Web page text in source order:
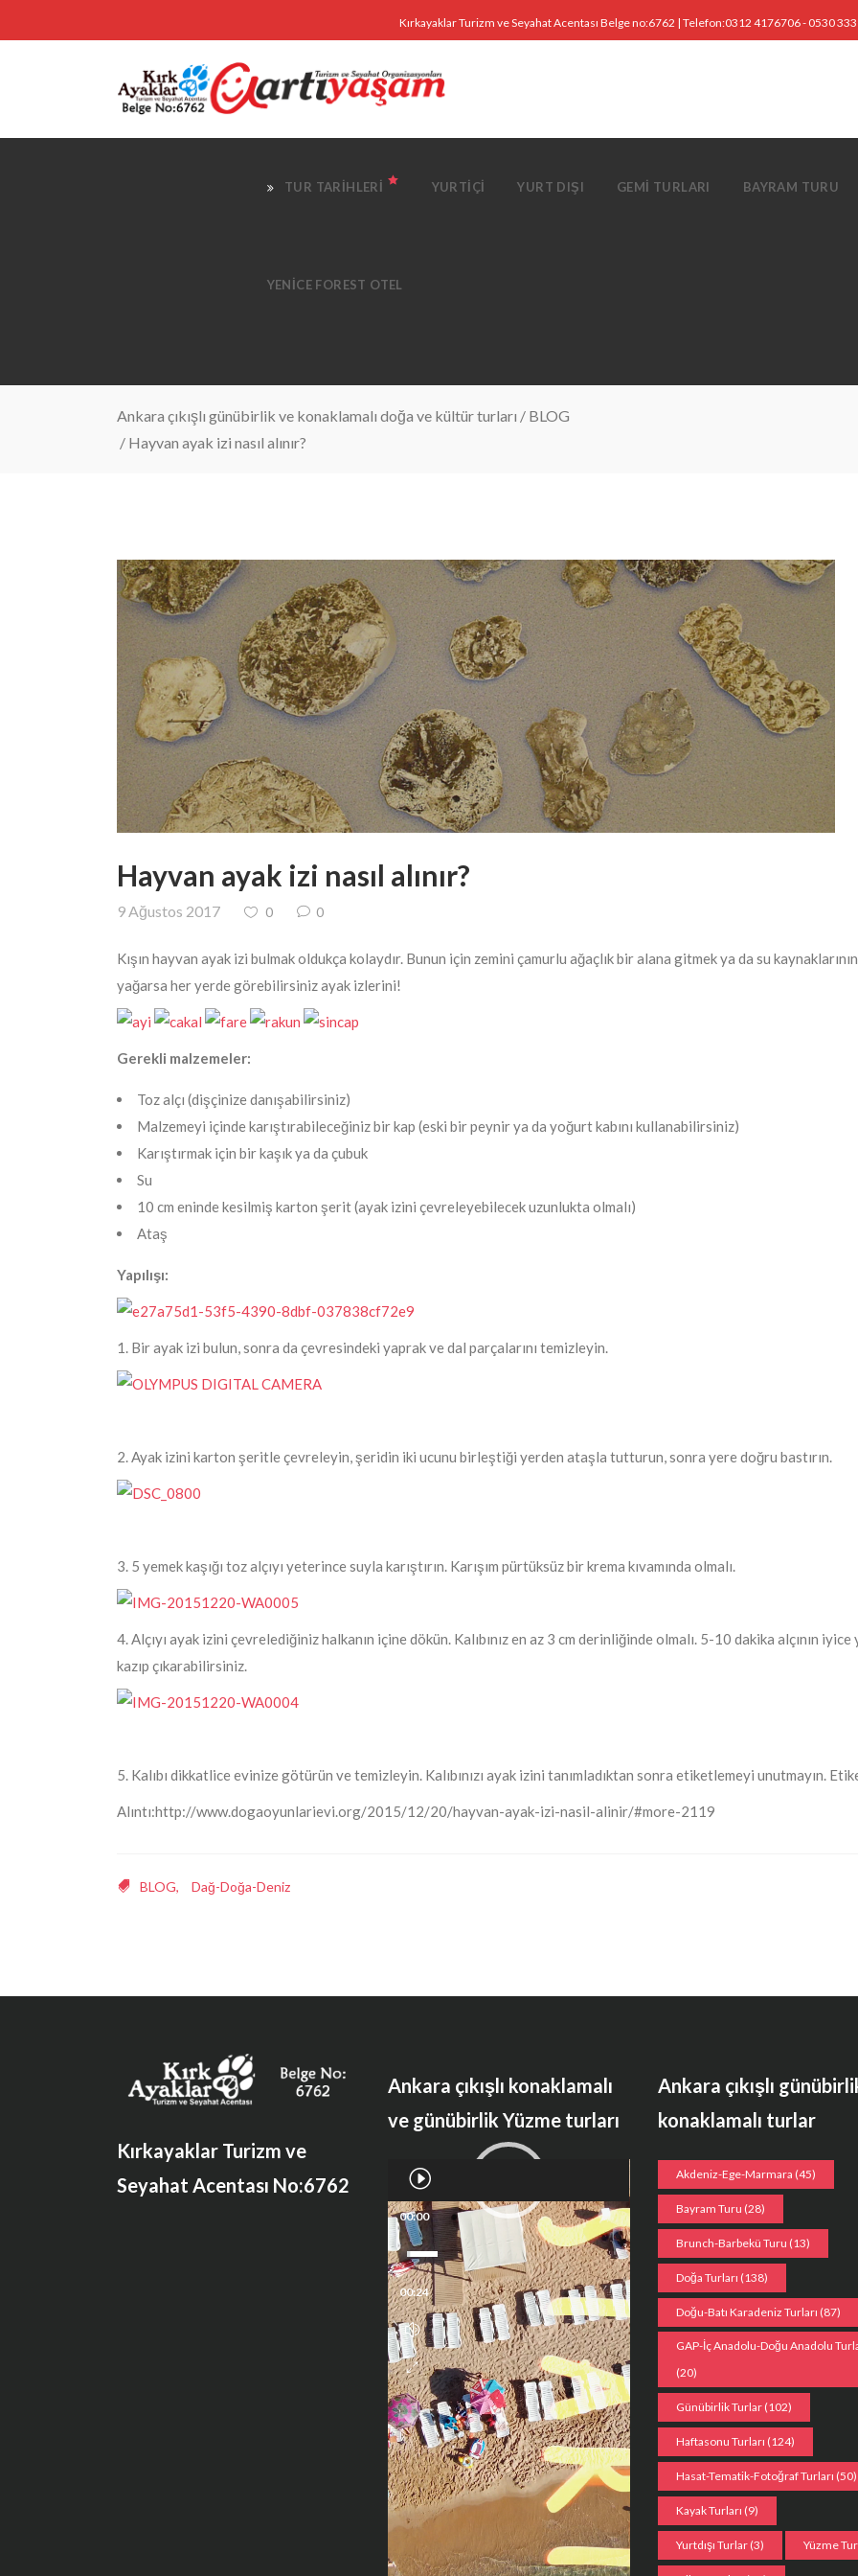
Kırkayaklar Turizm ve Seyahat Acentası Belge no:6762 | Telefon:0312 4176706 - 0530
TUR TARIHLERI YURTIÇI YURT DIŞI GEMI TURLARI BAYRAM TURU
YENICE FOREST OTEL
Ankara çıkışlı günübirlik ve konaklamalı doğa ve kültür turları / BLOG
/ Hayvan ayak izi nasıl alınır?
Hayvan ayak izi nasıl alınır?
9 Ağustos 2017 0 0
Kışın hayvan ayak izi bulmak oldukça kolaydır. Bunun için zemini çamurlu ağaçlık bir alana gitmek ya da su
yağarsa her yerde görebilirsiniz ayak izlerini!
Gerekli malzemeler:
Toz alçı (dişçinize danışabilirsiniz)
Malzemeyi içinde karıştırabileceğiniz bir kap (eski bir peynir ya da yoğurt kabını kullanabilirsiniz)
Karıştırmak için bir kaşık ya da çubuk
Su
10 cm eninde kesilmiş karton şerit (ayak izini çevreleyebilecek uzunlukta olmalı)
Ataş
Yapılışı:
1. Bir ayak izi bulun, sonra da çevresindeki yaprak ve dal parçalarını temizleyin.
2. Ayak izini karton şeritle çevreleyin, şeridin iki ucunu birleştiği yerden ataşla tutturun, sonra yere doğru bastırın.
3. 5 yemek kaşığı toz alçıyı yeterince suyla karıştırın. Karışım pürtüksüz bir krema kıvamında olmalı.
4. Alçıyı ayak izini çevrelediğiniz halkanın içine dökün. Kalıbınız en az 3 cm derinliğinde olmalı. 5-10 dakika alçının
kazıp çıkarabilirsiniz.
5. Kalıbı dikkatlice evinize götürün ve temizleyin. Kalıbınızı ayak izini tanımladıktan sonra etiketlemeyi unutmayın.
Alıntı:http://www.dogaoyunlarievi.org/2015/12/20/hayvan-ayak-izi-nasil-alinir/#more-2119
BLOG, Dağ-Doğa-Deniz
Kırkayaklar Turizm ve
Seyahat Acentası No:6762
Ankara çıkışlı konaklamalı
ve günübirlik Yüzme turları
Video
oynatıcı
00:00
00:24
Ankara çıkışlı
konaklamalı turlar
Akdeniz-Ege-Marmara (45)
Bayram Turu (28)
Brunch-Barbekü Turu (13)
Doğa Turları (138)
Doğu-Batı Karadeniz Turları (87)
GAP-İç Anadolu-Doğu Anadolu
(20)
Günübirlik Turlar (102)
Haftasonu Turları (124)
Hasat-Tematik-Fotoğraf Turları (50)
Kayak Turları (9)
Yurtdışı Turlar (3) Yüzme